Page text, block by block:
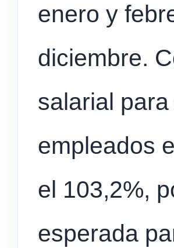
enero y
diciembre.
salarial
empleados
el 103,2%,
esperada